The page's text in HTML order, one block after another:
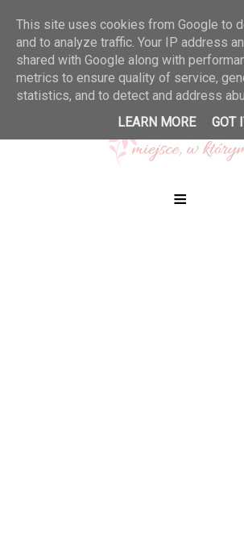
≡
This site uses cookies from Google to
and to analyze traffic. Your IP address
shared with Google along with
metrics to ensure quality of service,
statistics, and to detect and address
LEARN MORE
GOT